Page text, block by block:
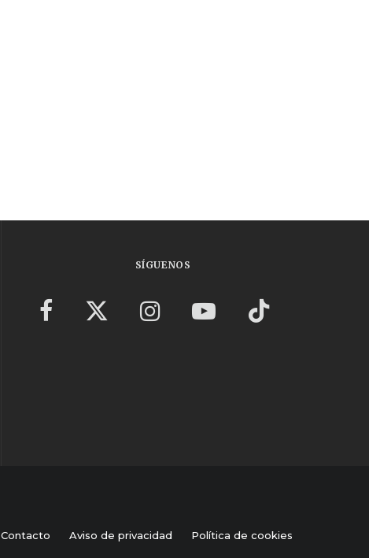
SÍGUENOS
Contacto Aviso de privacidad Política de cookies